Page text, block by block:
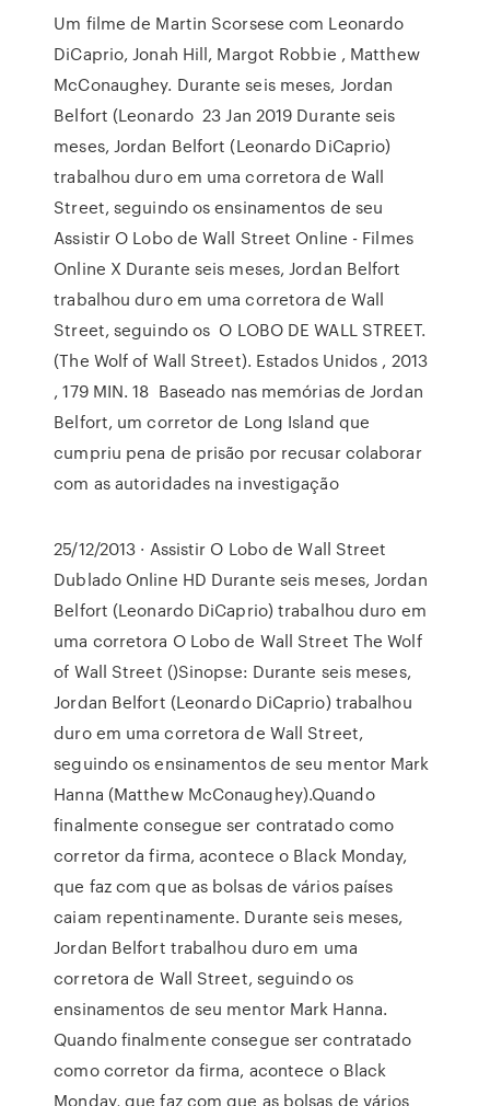
Um filme de Martin Scorsese com Leonardo
DiCaprio, Jonah Hill, Margot Robbie , Matthew
McConaughey. Durante seis meses, Jordan
Belfort (Leonardo 23 Jan 2019 Durante seis
meses, Jordan Belfort (Leonardo DiCaprio)
trabalhou duro em uma corretora de Wall
Street, seguindo os ensinamentos de seu
Assistir O Lobo de Wall Street Online - Filmes
Online X Durante seis meses, Jordan Belfort
trabalhou duro em uma corretora de Wall
Street, seguindo os O LOBO DE WALL STREET.
(The Wolf of Wall Street). Estados Unidos , 2013
, 179 MIN. 18 Baseado nas memórias de Jordan
Belfort, um corretor de Long Island que
cumpriu pena de prisão por recusar colaborar
com as autoridades na investigação
25/12/2013 · Assistir O Lobo de Wall Street
Dublado Online HD Durante seis meses, Jordan
Belfort (Leonardo DiCaprio) trabalhou duro em
uma corretora O Lobo de Wall Street The Wolf
of Wall Street ()Sinopse: Durante seis meses,
Jordan Belfort (Leonardo DiCaprio) trabalhou
duro em uma corretora de Wall Street,
seguindo os ensinamentos de seu mentor Mark
Hanna (Matthew McConaughey).Quando
finalmente consegue ser contratado como
corretor da firma, acontece o Black Monday,
que faz com que as bolsas de vários países
caiam repentinamente. Durante seis meses,
Jordan Belfort trabalhou duro em uma
corretora de Wall Street, seguindo os
ensinamentos de seu mentor Mark Hanna.
Quando finalmente consegue ser contratado
como corretor da firma, acontece o Black
Monday, que faz com que as bolsas de vários